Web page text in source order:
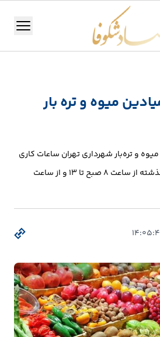
جستجو
منو
میوه و تره بار
و تره‌بار شهرداری تهران ساعات کاری
میادین به مانند روزهای گذشته از ساعت ۸ صبح تا ۱۳ و از ساعت